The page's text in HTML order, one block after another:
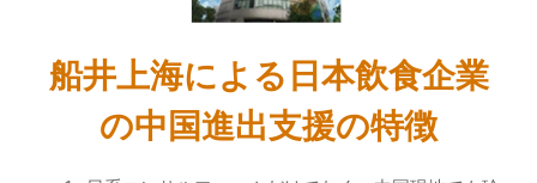
船井上海による日本飲食企業
の中国進出支援の特徴